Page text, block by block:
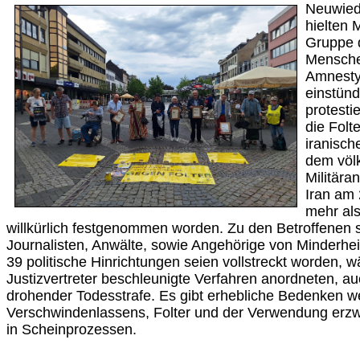
hielten
Gruppe
die
dem
Iran am
mehr
willkürlich festgenommen worden. Zu den Betroffenen
Journalisten, Anwälte, sowie Angehörige von
39 politische Hinrichtungen seien vollstreckt worden,
Justizvertreter beschleunigte Verfahren anordneten,
drohender Todesstrafe. Es gibt erhebliche Bedenken
Verschwindenlassens, Folter und der Verwendung
in Scheinprozessen.